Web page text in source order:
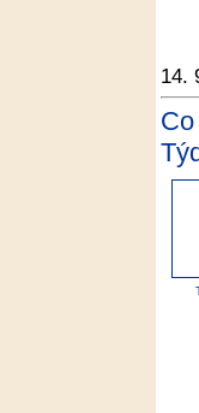
14.